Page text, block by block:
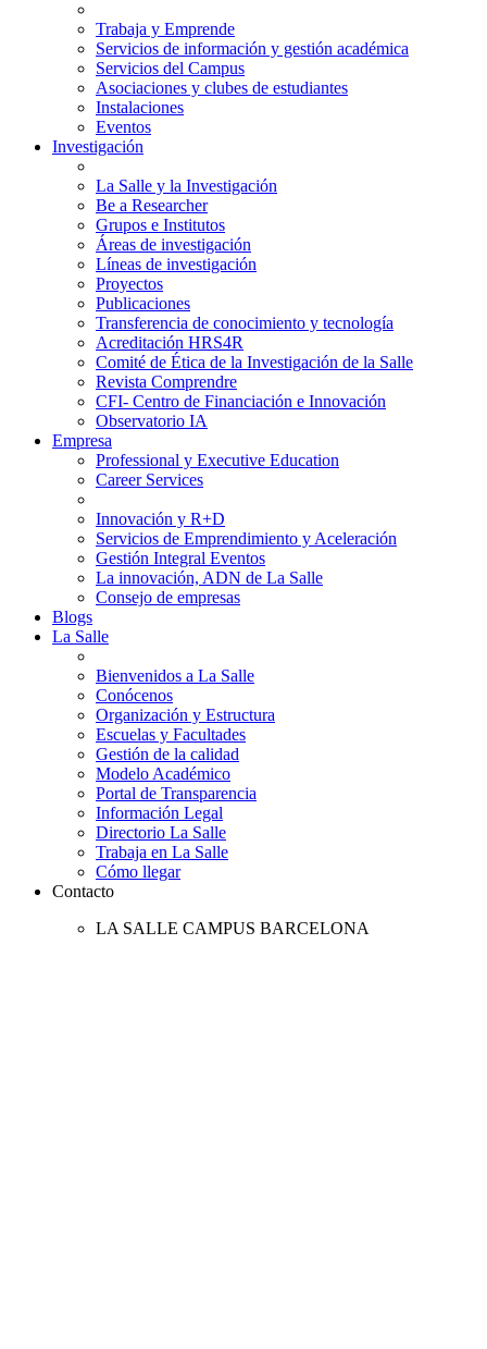
Trabaja y Emprende
Servicios de información y gestión académica
Servicios del Campus
Asociaciones y clubes de estudiantes
Instalaciones
Eventos
Investigación
La Salle y la Investigación
Be a Researcher
Grupos e Institutos
Áreas de investigación
Líneas de investigación
Proyectos
Publicaciones
Transferencia de conocimiento y tecnología
Acreditación HRS4R
Comité de Ética de la Investigación de la Salle
Revista Comprendre
CFI- Centro de Financiación e Innovación
Observatorio IA
Empresa
Professional y Executive Education
Career Services
Innovación y R+D
Servicios de Emprendimiento y Aceleración
Gestión Integral Eventos
La innovación, ADN de La Salle
Consejo de empresas
Blogs
La Salle
Bienvenidos a La Salle
Conócenos
Organización y Estructura
Escuelas y Facultades
Gestión de la calidad
Modelo Académico
Portal de Transparencia
Información Legal
Directorio La Salle
Trabaja en La Salle
Cómo llegar
Contacto
LA SALLE CAMPUS BARCELONA